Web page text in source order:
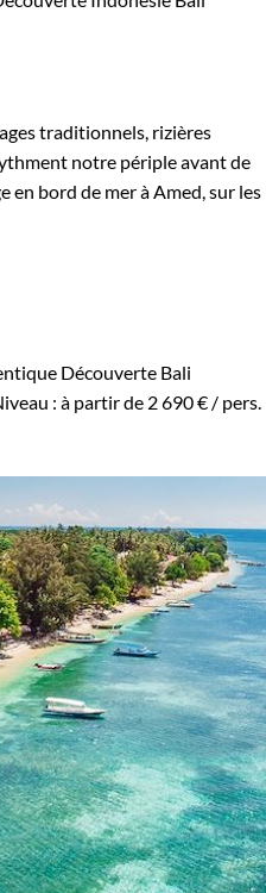
de la Sonde
000 €
gamme
et Nature
traditionnels, rizières
notre périple avant de
en bord de mer à Amed, sur les
Découverte Bali
: à partir de 2 690 € / pers.